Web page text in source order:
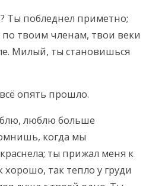
Ты побледнел приметно;
твоим членам, твои веки
Милый, ты становишься
опять прошло.
люблю больше
когда мы
ты прижал меня к
хорошо, так тепло у груди